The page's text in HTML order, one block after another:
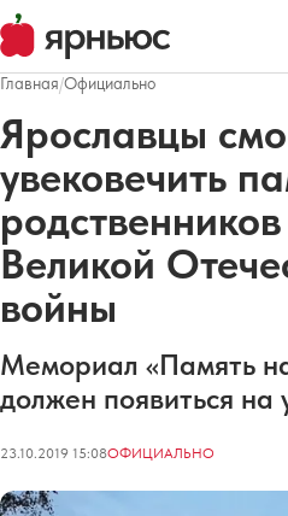
Главная/Официально
Ярославцы
увековечить
Великой
войны
Мемориал «Память
должен появиться на
23.10.2019 15:08ОФИЦИАЛЬНО